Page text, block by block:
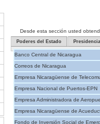
Desde esta sección usted
Poderes del Estado Presidencia
Banco Central de Nicaragua
Correos de Nicaragua
Empresa Nicaragüense de
Empresa Nacional de Puertos-EPN
Empresa Administradora de
Empresa Nicaragüense de
Fondo de Inversión Social de